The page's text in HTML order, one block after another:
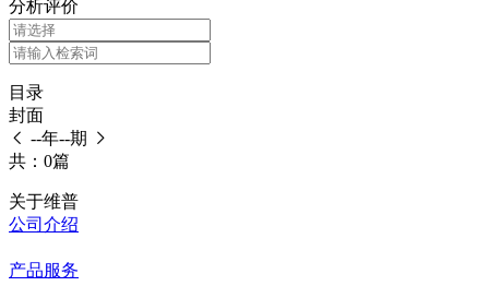
分析评价
目录
封面
--年--期
共：0篇
关于维普
公司介绍
产品服务